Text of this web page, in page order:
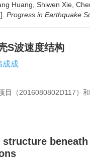
Huang, Shiwen Xie,
Progress in Earthquake
S波速度结构
成成
目（2016080802D117）